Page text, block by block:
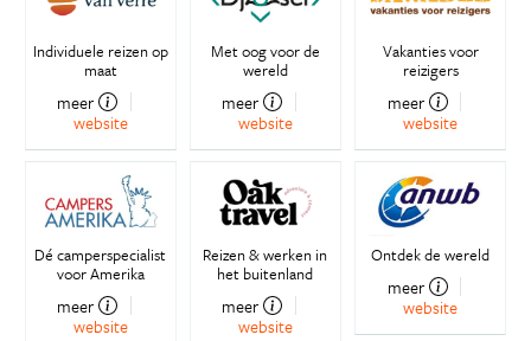
Individuele reizen op
maat
meer
website
Met oog voor de
wereld
meer
website
Vakanties voor
reizigers
meer
website
Dé camperspecialist
voor Amerika
meer
website
Reizen & werken in
het buitenland
meer
website
Ontdek de wereld
meer
website